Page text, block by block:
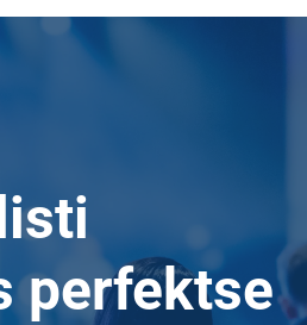
perfektse